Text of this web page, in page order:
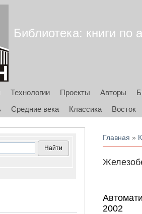
Библиотека: книги по
Технологии Проекты Авторы
Средние века Классика Восток
Вы здесь
Главная »
2002